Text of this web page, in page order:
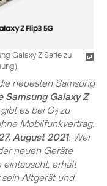
Galaxy Z Serie zu
)
neuesten Samsung
Samsung Galaxy Z
es bei O2zu
Mobilfunkvertrag.
August 2021. Wer
neuen Geräte
erhält
Altgerät und